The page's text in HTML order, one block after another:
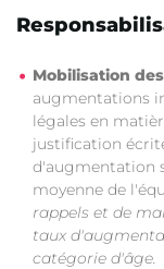
Mobilisation
augmentations
légales en
justification
d'augmentation
moyenne de
rappels et de
taux
catégorie d'âge.